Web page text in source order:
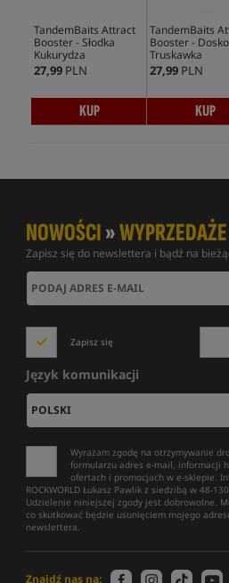
TandemBaits Attract
Booster - Słodka
Kukurydza
27,99 PLN
KUP
TandemBaits
Booster -
Truskawka
27,99 PLN
KUP
NOWOŚCI»WYPRZEDAŻE
Zapisz się do newslettera i bądź na
Zapisz się
Język komunikacji
Wyrażam zgodę na otrzymywanie
formularzu adres e-mail, informacji
ofertach i promocjach w e-sklepie.
ROCKWORLD Łukasz Pawlik z siedzibą w 48-
Udzielenie niniejszej zgody jest dobrowolne.
co skutkować będzie usunięciem mojego
newslettera.
Znajdź nas na: